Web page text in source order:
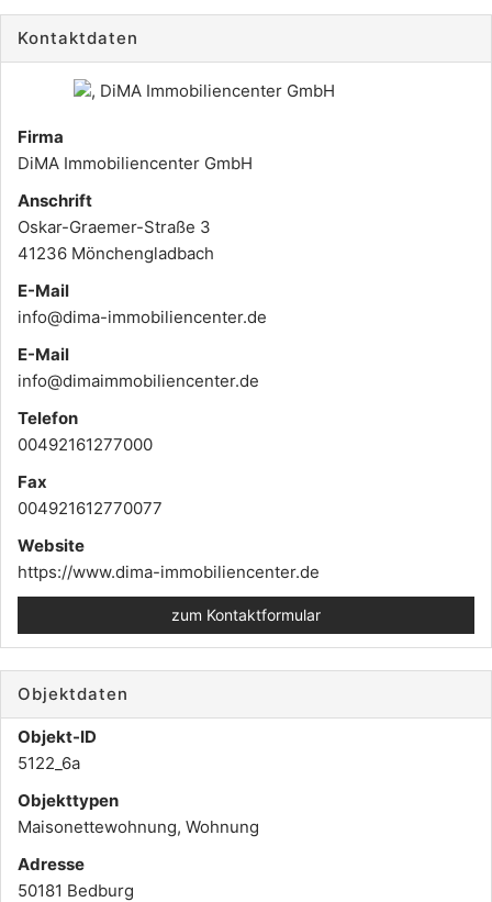
Kontaktdaten
Firma
DiMA Immobiliencenter GmbH
Anschrift
Oskar-Graemer-Straße 3
41236 Mönchengladbach
E-Mail
info@dima-immobiliencenter.de
E-Mail
info@dimaimmobiliencenter.de
Telefon
00492161277000
Fax
004921612770077
Website
https://www.dima-immobiliencenter.de
zum Kontaktformular
Objektdaten
Objekt-ID
5122_6a
Objekttypen
Maisonettewohnung, Wohnung
Adresse
50181 Bedburg